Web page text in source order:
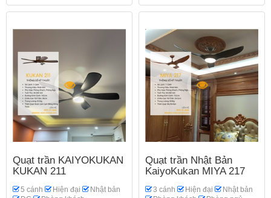
Quạt trần KAIYOKUKAN
KUKAN 211
5 cánh Hiện đại
Nhật bản
Quạt trần Nhật Bản
KaiyoKukan MIYA 217
3 cánh Hiện đại
Nhật bản